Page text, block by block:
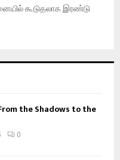
கூடுதலாக இரண்டு
the Shadows to the
0